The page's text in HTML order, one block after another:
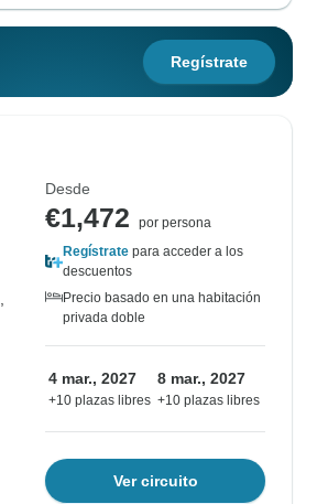
Regístrate
Desde
€1,472
por persona
Regístrate para acceder a los
descuentos
Precio basado en una habitación
privada doble
4 mar., 2027
+10 plazas libres
8 mar., 2027
+10 plazas libres
Ver circuito